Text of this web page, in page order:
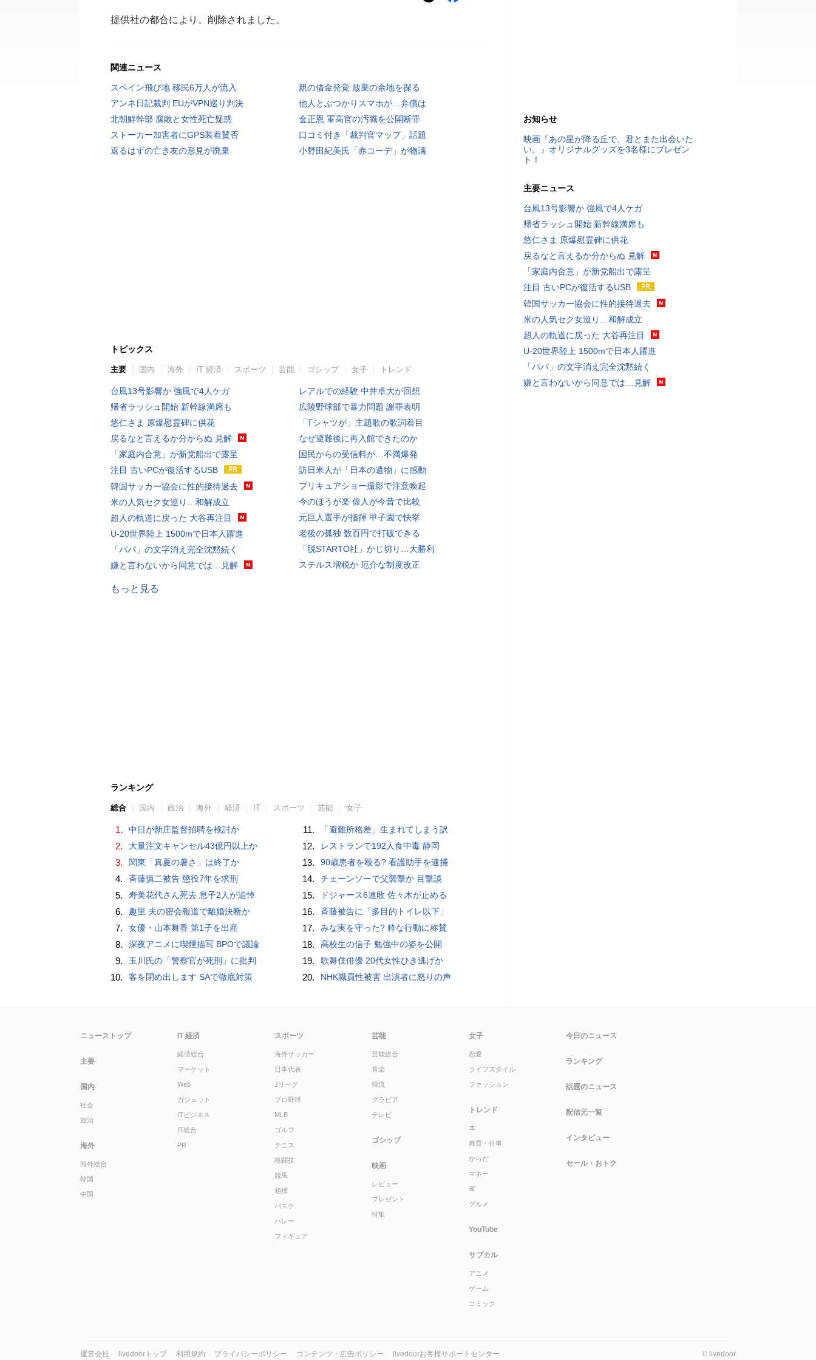
提供社の都合により、削除されました。
関連ニュース
スペイン飛び地 移民6万人が流入
親の借金発覚 放棄の余地を探る
アンネ日記裁判 EUがVPN巡り判決
他人とぶつかりスマホが…弁償は
北朝鮮幹部 腐敗と女性死亡疑惑
金正恩 軍高官の汚職を公開断罪
ストーカー加害者にGPS装着賛否
口コミ付き「裁判官マップ」話題
返るはずの亡き友の形見が廃棄
小野田紀美氏「赤コーデ」が物議
トピックス
主要 国内 海外 IT 経済 スポーツ 芸能 ゴシップ 女子 トレンド
台風13号影響か 強風で4人ケガ
帰省ラッシュ開始 新幹線満席も
悠仁さま 原爆慰霊碑に供花
戻るなと言えるか分からぬ 見解
「家庭内合意」が新党船出で露呈
注目 古いPCが復活するUSB
韓国サッカー協会に性的接待過去
米の人気セク女巡り…和解成立
超人の軌道に戻った 大谷再注目
U-20世界陸上 1500mで日本人躍進
「パパ」の文字消え完全沈黙続く
嫌と言わないから同意では…見解
レアルでの経験 中井卓大が回想
広陵野球部で暴力問題 謝罪表明
「Tシャツが」主題歌の歌詞着目
なぜ避難後に再入館できたのか
国民からの受信料が…不満爆発
訪日米人が「日本の遺物」に感動
プリキュアショー撮影で注意喚起
今のほうが楽 偉人が今昔で比較
元巨人選手が指揮 甲子園で快挙
老後の孤独 数百円で打破できる
「脱STARTO社」かじ切り…大勝利
ステルス増税か 厄介な制度改正
もっと見る
ランキング
総合 国内 政治 海外 経済 IT スポーツ 芸能 女子
1. 中日が新庄監督招聘を検討か
2. 大量注文キャンセル43億円以上か
3. 関東「真夏の暑さ」は終了か
4. 斉藤慎二被告 懲役7年を求刑
5. 寿美花代さん死去 息子2人が追悼
6. 趣里 夫の密会報道で離婚決断か
7. 女優・山本舞香 第1子を出産
8. 深夜アニメに喫煙描写 BPOで議論
9. 玉川氏の「警察官が死刑」に批判
10. 客を閉め出します SAで徹底対策
11. 「避難所格差」生まれてしまう訳
12. レストランで192人食中毒 静岡
13. 90歳患者を殴る? 看護助手を逮捕
14. チェーンソーで父襲撃か 目撃談
15. ドジャース6連敗 佐々木が止める
16. 斉藤被告に「多目的トイレ以下」
17. みな実を守った? 粋な行動に称賛
18. 高校生の信子 勉強中の姿を公開
19. 歌舞伎俳優 20代女性ひき逃げか
20. NHK職員性被害 出演者に怒りの声
お知らせ
映画『あの星が降る丘で、君とまた出会いた
い。』オリジナルグッズを3名様にプレゼン
ト！
主要ニュース
台風13号影響か 強風で4人ケガ
帰省ラッシュ開始 新幹線満席も
悠仁さま 原爆慰霊碑に供花
戻るなと言えるか分からぬ 見解
「家庭内合意」が新党船出で露呈
注目 古いPCが復活するUSB
韓国サッカー協会に性的接待過去
米の人気セク女巡り…和解成立
超人の軌道に戻った 大谷再注目
U-20世界陸上 1500mで日本人躍進
「パパ」の文字消え完全沈黙続く
嫌と言わないから同意では…見解
ニューストップ
主要
国内
社会
政治
海外
海外総合
韓国
中国
IT 経済
経済総合
マーケット
Web
ガジェット
ITビジネス
IT総合
PR
スポーツ
海外サッカー
日本代表
Jリーグ
プロ野球
MLB
ゴルフ
テニス
格闘技
競馬
相撲
バスケ
バレー
フィギュア
芸能
芸能総合
音楽
韓流
グラビア
テレビ
ゴシップ
映画
レビュー
プレゼント
特集
女子
恋愛
ライフスタイル
ファッション
トレンド
本
教育・仕事
からだ
マネー
車
グルメ
YouTube
サブカル
アニメ
ゲーム
コミック
今日のニュース
ランキング
話題のニュース
配信元一覧
インタビュー
セール・おトク
運営会社 livedoorトップ 利用規約 プライバシーポリシー コンテンツ・広告ポリシー livedoorお客様サポートセンター © livedoor